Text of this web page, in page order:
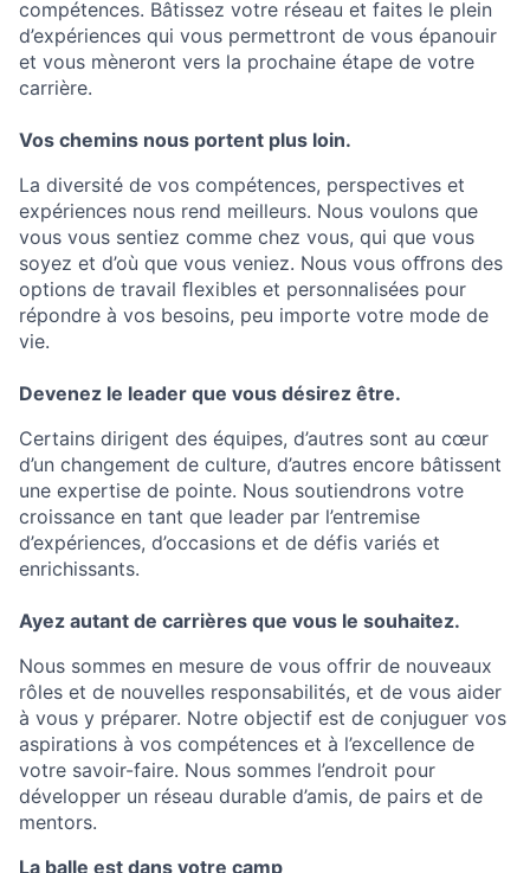
compétences. Bâtissez votre réseau et faites le plein
d’expériences qui vous permettront de vous épanouir
et vous mèneront vers la prochaine étape de votre
carrière.
Vos chemins nous portent plus loin.
La diversité de vos compétences, perspectives et
expériences nous rend meilleurs. Nous voulons que
vous vous sentiez comme chez vous, qui que vous
soyez et d’où que vous veniez. Nous vous oﬀrons des
options de travail ﬂexibles et personnalisées pour
répondre à vos besoins, peu importe votre mode de
vie.
Devenez le leader que vous désirez être.
Certains dirigent des équipes, d’autres sont au cœur
d’un changement de culture, d’autres encore bâtissent
une expertise de pointe. Nous soutiendrons votre
croissance en tant que leader par l’entremise
d’expériences, d’occasions et de défis variés et
enrichissants.
Ayez autant de carrières que vous le souhaitez.
Nous sommes en mesure de vous offrir de nouveaux
rôles et de nouvelles responsabilités, et de vous aider
à vous y préparer. Notre objectif est de conjuguer vos
aspirations à vos compétences et à l’excellence de
votre savoir-faire. Nous sommes l’endroit pour
développer un réseau durable d’amis, de pairs et de
mentors.
La balle est dans votre camp